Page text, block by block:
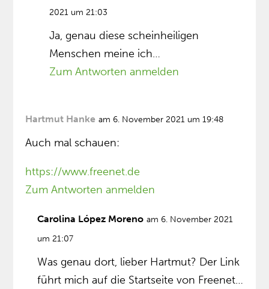
2021 um 21:03
Ja, genau diese scheinheiligen
Menschen meine ich…
Zum Antworten anmelden
Hartmut Hanke am 6. November 2021 um 19:48
Auch mal schauen:
https://www.freenet.de
Zum Antworten anmelden
Carolina López Moreno am 6. November 2021
um 21:07
Was genau dort, lieber Hartmut? Der Link
führt mich auf die Startseite von Freenet…